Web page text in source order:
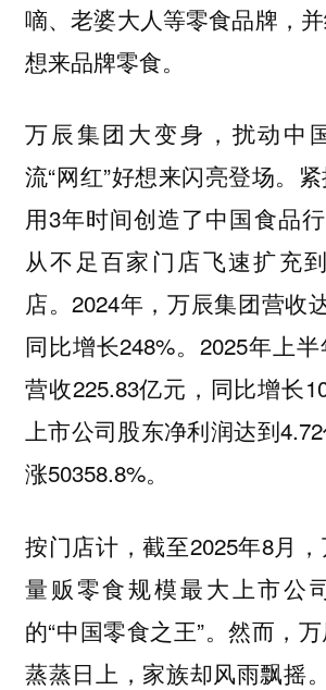
嘀、老婆大人等零食品牌，
想来品牌零食。
万辰集团大变身，扰动中
流“网红”好想来闪亮登场。
用3年时间创造了中国食品行
从不足百家门店飞速扩充
店。2024年，万辰集团营收
同比增长248%。2025年上
营收225.83亿元，同比增长
上市公司股东净利润达到
涨50358.8%。
按门店计，截至2025年8月
量贩零食规模最大上市公
的“中国零食之王”。然而，
蒸蒸日上，家族却风雨飘摇